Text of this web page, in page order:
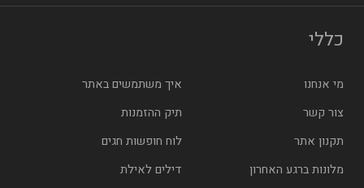
כללי
מי אנחנו
איך משתמשים באתר
צור קשר
תיק ההזמנות
תקנון אתר
לוח חופשות חגים
מלונות ברגע האחרון
דילים לאילת